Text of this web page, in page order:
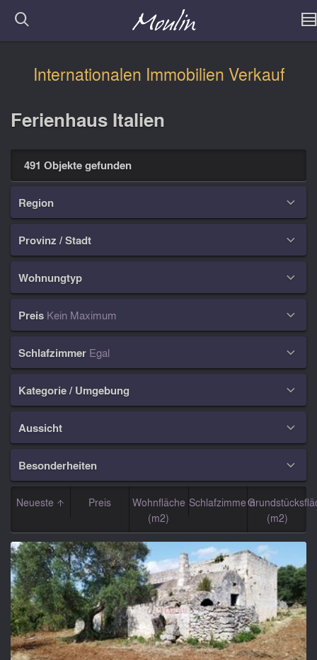
Internationalen Immobilien Verkauf
Ferienhaus Italien
491 Objekte gefunden
Region 
Provinz / Stadt 
Wohnungtyp 
Preis Kein Maximum 
Schlafzimmer Egal 
Kategorie / Umgebung 
Aussicht 
Besonderheiten 
Neueste Preis
Wohnfläche
(m2)
Schlafzimmern
(m2)